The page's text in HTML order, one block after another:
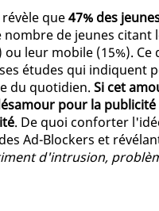
révèle que47% des
nombre de jeunes
leur mobile (15%).
études qui indiquent
du quotidien. Si cet
pour la
. De quoi conforter
Ad-Blockers et
d'intrusion,